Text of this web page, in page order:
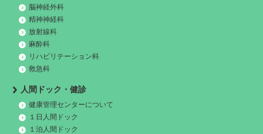
脳神経外科
精神神経科
放射線科
麻酔科
リハビリテーション科
救急科
人間ドック・健診
健康管理センターについて
１日人間ドック
１泊人間ドック